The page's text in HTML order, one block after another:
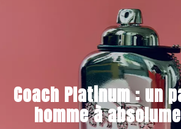
Coach Platinum : un
homme à